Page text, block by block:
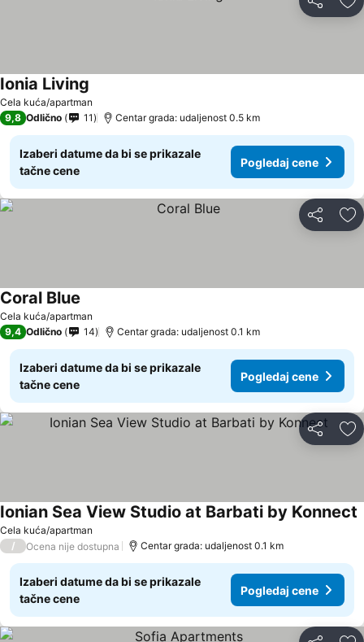
Deli
Cela kuća/apartman
Ionia Living
9,8 Odlično 11 Centar grada: udaljenost 0.5 km
Izaberi datume da bi se prikazale
tačne cene
Pogledaj cene
Deli
Cela kuća/apartman
Coral Blue
9,4 Odlično 14 Centar grada: udaljenost 0.1 km
Izaberi datume da bi se prikazale
tačne cene
Pogledaj cene
Deli
Cela kuća/apartman
Ionian Sea View Studio at Barbati by Konnect
/ Ocena nije dostupna Centar grada: udaljenost 0.1 km
Izaberi datume da bi se prikazale
tačne cene
Pogledaj cene